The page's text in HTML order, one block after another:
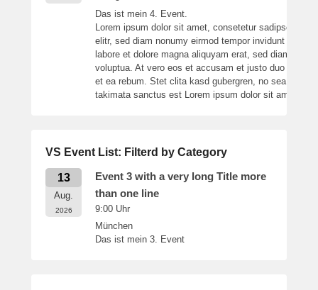
Das ist mein 4. Event.
Lorem ipsum dolor sit amet, consetetur sadipscing
elitr, sed diam nonumy eirmod tempor invidunt ut
labore et dolore magna aliquyam erat, sed diam
voluptua. At vero eos et accusam et justo duo dolores
et ea rebum. Stet clita kasd gubergren, no sea
takimata sanctus est Lorem ipsum dolor sit amet.
VS Event List: Filterd by Category
13
Aug.
2026
Event 3 with a very long Title more
than one line
9:00 Uhr
München
Das ist mein 3. Event